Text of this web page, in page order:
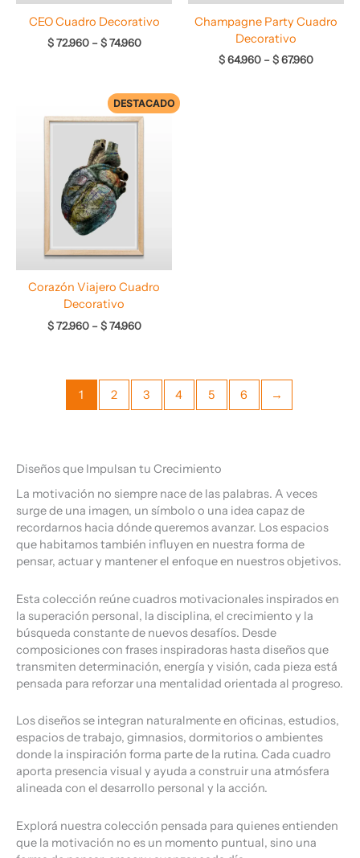
CEO Cuadro Decorativo
$72.960 – $74.960
Champagne Party Cuadro
Decorativo
$64.960 –$67.960
DESTACADO
Corazón Viajero Cuadro
Decorativo
$72.960 – $74.960
Rango
de
1 2 3 4 5 6 →
Diseños que Impulsan tu Crecimiento
La motivación no siempre nace de las palabras. A veces
surge de una imagen, un símbolo o una idea capaz de
recordarnos hacia dónde queremos avanzar. Los espacios
que habitamos también influyen en nuestra forma de
pensar, actuar y mantener el enfoque en nuestros objetivos.
Esta colección reúne cuadros motivacionales inspirados en
la superación personal, la disciplina, el crecimiento y la
búsqueda constante de nuevos desafíos. Desde
composiciones con frases inspiradoras hasta diseños que
transmiten determinación, energía y visión, cada pieza está
pensada para reforzar una mentalidad orientada al progreso.
Los diseños se integran naturalmente en oficinas, estudios,
espacios de trabajo, gimnasios, dormitorios o ambientes
donde la inspiración forma parte de la rutina. Cada cuadro
aporta presencia visual y ayuda a construir una atmósfera
alineada con el desarrollo personal y la acción.
Explorá nuestra colección pensada para quienes entienden
que la motivación no es un momento puntual, sino una